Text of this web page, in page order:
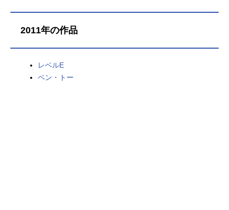
2011年の作品
レベルE
ベン・トー